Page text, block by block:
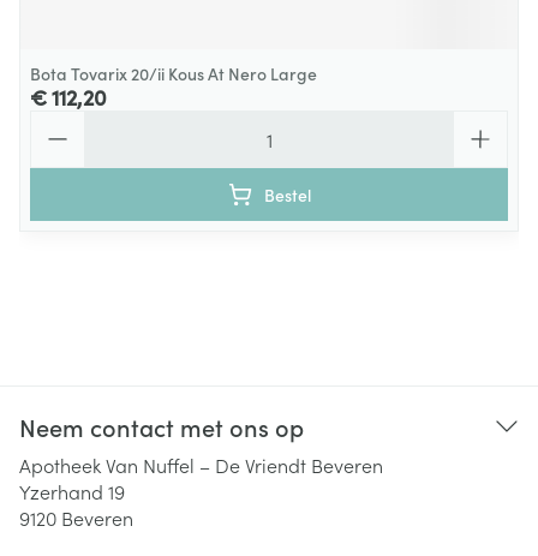
Bota Tovarix 20/ii Kous At Nero Large
€ 112,20
Bestel
Neem contact met ons op
Apotheek Van Nuffel – De Vriendt Beveren
Yzerhand 19
9120 Beveren